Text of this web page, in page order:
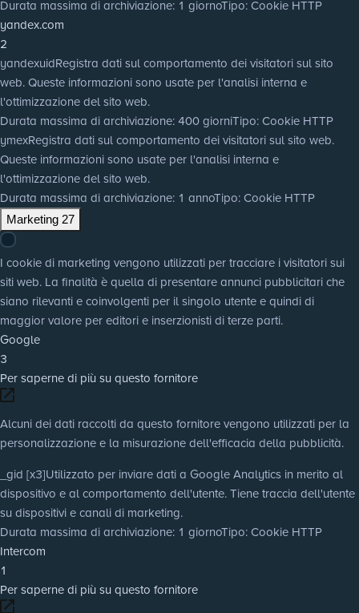
Durata massima di archiviazione: 1 giornoTipo: Cookie HTTP
yandex.com
2
yandexuidRegistra dati sul comportamento dei visitatori sul sito
web. Queste informazioni sono usate per l'analisi interna e
l'ottimizzazione del sito web.
Durata massima di archiviazione: 400 giorniTipo: Cookie HTTP
ymexRegistra dati sul comportamento dei visitatori sul sito web.
Queste informazioni sono usate per l'analisi interna e
l'ottimizzazione del sito web.
Durata massima di archiviazione: 1 annoTipo: Cookie HTTP
Marketing 27
I cookie di marketing vengono utilizzati per tracciare i visitatori sui
siti web. La finalità è quella di presentare annunci pubblicitari che
siano rilevanti e coinvolgenti per il singolo utente e quindi di
maggior valore per editori e inserzionisti di terze parti.
Google
3
Per saperne di più su questo fornitore
Alcuni dei dati raccolti da questo fornitore vengono utilizzati per la
personalizzazione e la misurazione dell'efficacia della pubblicità.
_gid [x3]Utilizzato per inviare dati a Google Analytics in merito al
dispositivo e al comportamento dell'utente. Tiene traccia dell'utente
su dispositivi e canali di marketing.
Durata massima di archiviazione: 1 giornoTipo: Cookie HTTP
Intercom
1
Per saperne di più su questo fornitore